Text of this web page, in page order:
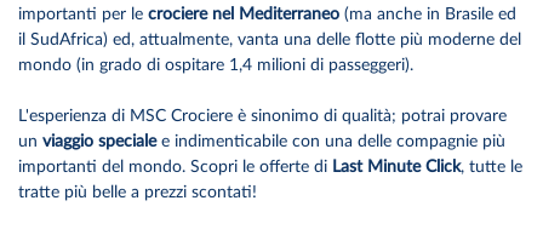
importanti per le crociere nel Mediterraneo (ma anche in Brasile ed
il SudAfrica) ed, attualmente, vanta una delle flotte più moderne del
mondo (in grado di ospitare 1,4 milioni di passeggeri).
L'esperienza di MSC Crociere è sinonimo di qualità; potrai provare
un viaggio specialee indimenticabile con una delle compagnie più
importanti del mondo. Scopri le offerte di Last Minute Click, tutte le
tratte più belle a prezzi scontati!